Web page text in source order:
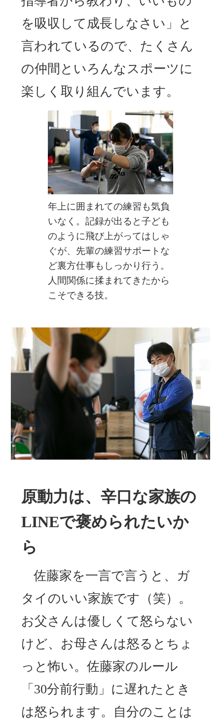
を吸収して成長しなさい」と
言われているので、たくさん
の仲間といろんなスポーツに
楽しく取り組んでいます。
年上に囲まれての練習も気負
いなく。記録が出ると子ども
のように飛び上がってはしゃ
ぐが、先輩の練習サポートな
ど裏方仕事もしっかり行う。
人間関係に揉まれてきたから
こそできる技。
原動力は、辛口な家族の
LINEで褒められたいか
ら
佐藤家を一言で言うと、ガ
タイのいい家族です（笑）。
お父さんは優しくて怒らない
けど、お母さんは怒るとちょ
っと怖い。佐藤家のルール
「30分前行動」に遅れたとき
は怒られます。自分のことは